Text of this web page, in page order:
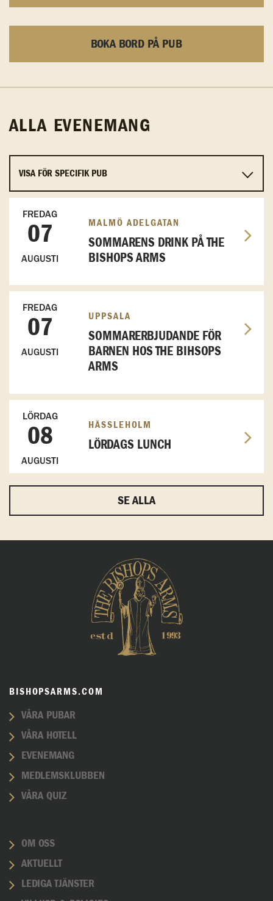
BOKA BORD PÅ PUB
ALLA EVENEMANG
FREDAG
07
AUGUSTI
MALMÖ ADELGATAN
SOMMARENS DRINK PÅ THE
BISHOPS ARMS
FREDAG
07
AUGUSTI
UPPSALA
SOMMARERBJUDANDE FÖR
BARNEN HOS THE BIHSOPS
ARMS
LÖRDAG
08
AUGUSTI
HÄSSLEHOLM
LÖRDAGS LUNCH
SE ALLA
BISHOPSARMS.COM
VÅRA PUBAR
VÅRA HOTELL
EVENEMANG
MEDLEMSKLUBBEN
VÅRA QUIZ
OM OSS
AKTUELLT
LEDIGA TJÄNSTER